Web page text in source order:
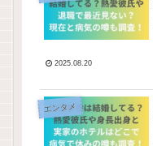
2025.08.20
エンタメ